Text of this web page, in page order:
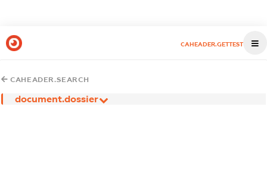
CAHEADER.GETTEST
CAHEADER.SEARCH
document.dossier